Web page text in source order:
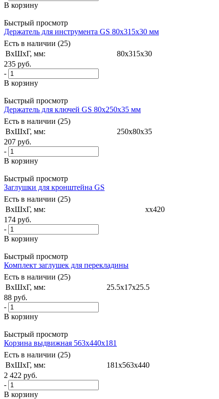
В корзину
Быстрый просмотр
Держатель для инструмента GS 80х315х30 мм
Есть в наличии (25)
ВxШxГ, мм:
80x315x30
235 руб.
-
В корзину
Быстрый просмотр
Держатель для ключей GS 80х250х35 мм
Есть в наличии (25)
ВxШxГ, мм:
250x80x35
207 руб.
-
В корзину
Быстрый просмотр
Заглушки для кронштейна GS
Есть в наличии (25)
ВxШxГ, мм:
xx420
174 руб.
-
В корзину
Быстрый просмотр
Комплект заглушек для перекладины
Есть в наличии (25)
ВxШxГ, мм:
25.5x17x25.5
88 руб.
-
В корзину
Быстрый просмотр
Корзина выдвижная 563x440x181
Есть в наличии (25)
ВxШxГ, мм:
181x563x440
2 422 руб.
-
В корзину